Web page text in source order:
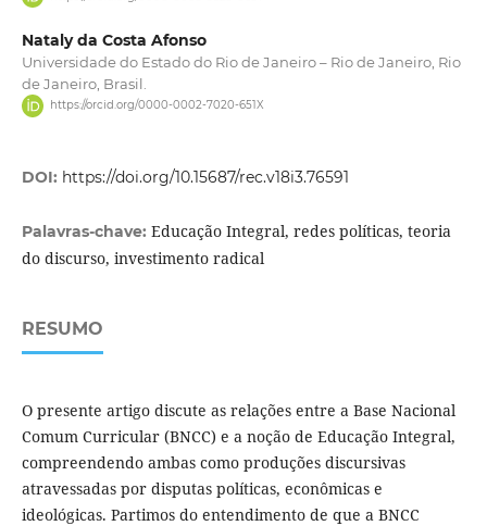
Nataly da Costa Afonso
Universidade do Estado do Rio de Janeiro – Rio de Janeiro, Rio
de Janeiro, Brasil.
https://orcid.org/0000-0002-7020-651X
DOI: https://doi.org/10.15687/rec.v18i3.76591
Palavras-chave: Educação Integral, redes políticas, teoria
do discurso, investimento radical
RESUMO
O presente artigo discute as relações entre a Base Nacional
Comum Curricular (BNCC) e a noção de Educação Integral,
compreendendo ambas como produções discursivas
atravessadas por disputas políticas, econômicas e
ideológicas. Partimos do entendimento de que a BNCC